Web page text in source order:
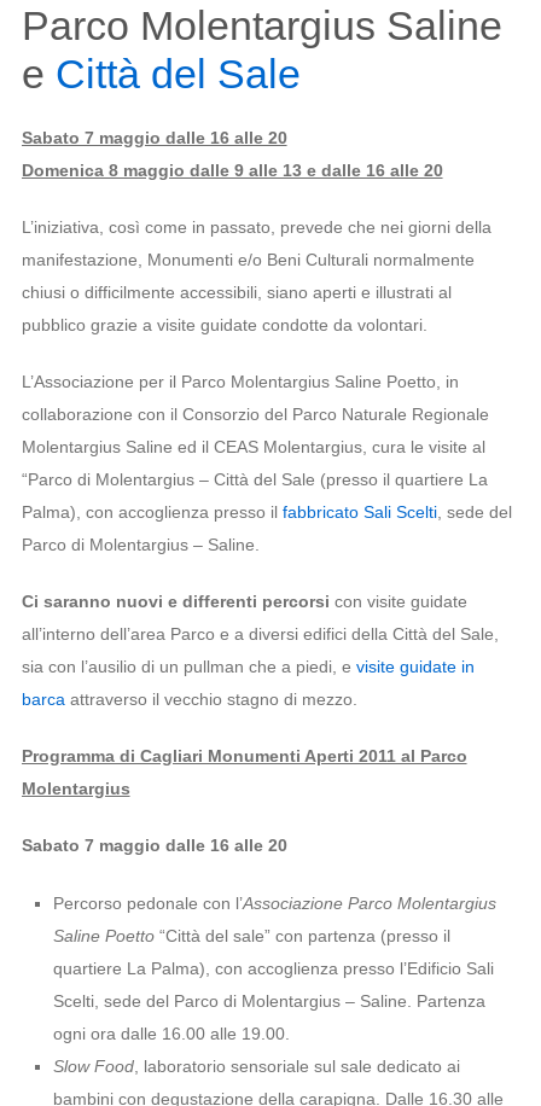
Parco Molentargius Saline
e Città del Sale
Sabato 7 maggio dalle 16 alle 20
Domenica 8 maggio dalle 9 alle 13 e dalle 16 alle 20
L’iniziativa, così come in passato, prevede che nei giorni della
manifestazione, Monumenti e/o Beni Culturali normalmente
chiusi o difficilmente accessibili, siano aperti e illustrati al
pubblico grazie a visite guidate condotte da volontari.
L’Associazione per il Parco Molentargius Saline Poetto, in
collaborazione con il Consorzio del Parco Naturale Regionale
Molentargius Saline ed il CEAS Molentargius, cura le visite al
“Parco di Molentargius – Città del Sale (presso il quartiere La
Palma), con accoglienza presso il fabbricato Sali Scelti, sede del
Parco di Molentargius – Saline.
Ci saranno nuovi e differenti percorsi con visite guidate
all’interno dell’area Parco e a diversi edifici della Città del Sale,
sia con l’ausilio di un pullman che a piedi, e visite guidate in
barca attraverso il vecchio stagno di mezzo.
Programma di Cagliari Monumenti Aperti 2011 al Parco
Molentargius
Sabato 7 maggio dalle 16 alle 20
Percorso pedonale con l’Associazione Parco Molentargius
Saline Poetto “Città del sale” con partenza (presso il
quartiere La Palma), con accoglienza presso l’Edificio Sali
Scelti, sede del Parco di Molentargius – Saline. Partenza
ogni ora dalle 16.00 alle 19.00.
Slow Food , laboratorio sensoriale sul sale dedicato ai
bambini con degustazione della carapigna. Dalle 16.30 alle